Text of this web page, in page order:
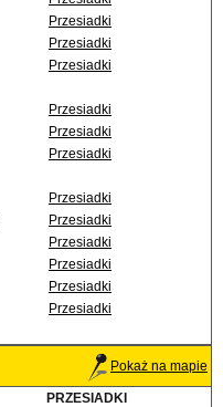
Przesiadki
Przesiadki
Przesiadki
Przesiadki
Przesiadki
Przesiadki
Przesiadki
Przesiadki
Przesiadki
Przesiadki
Przesiadki
Przesiadki
Pokaż na mapie
PRZESIADKI